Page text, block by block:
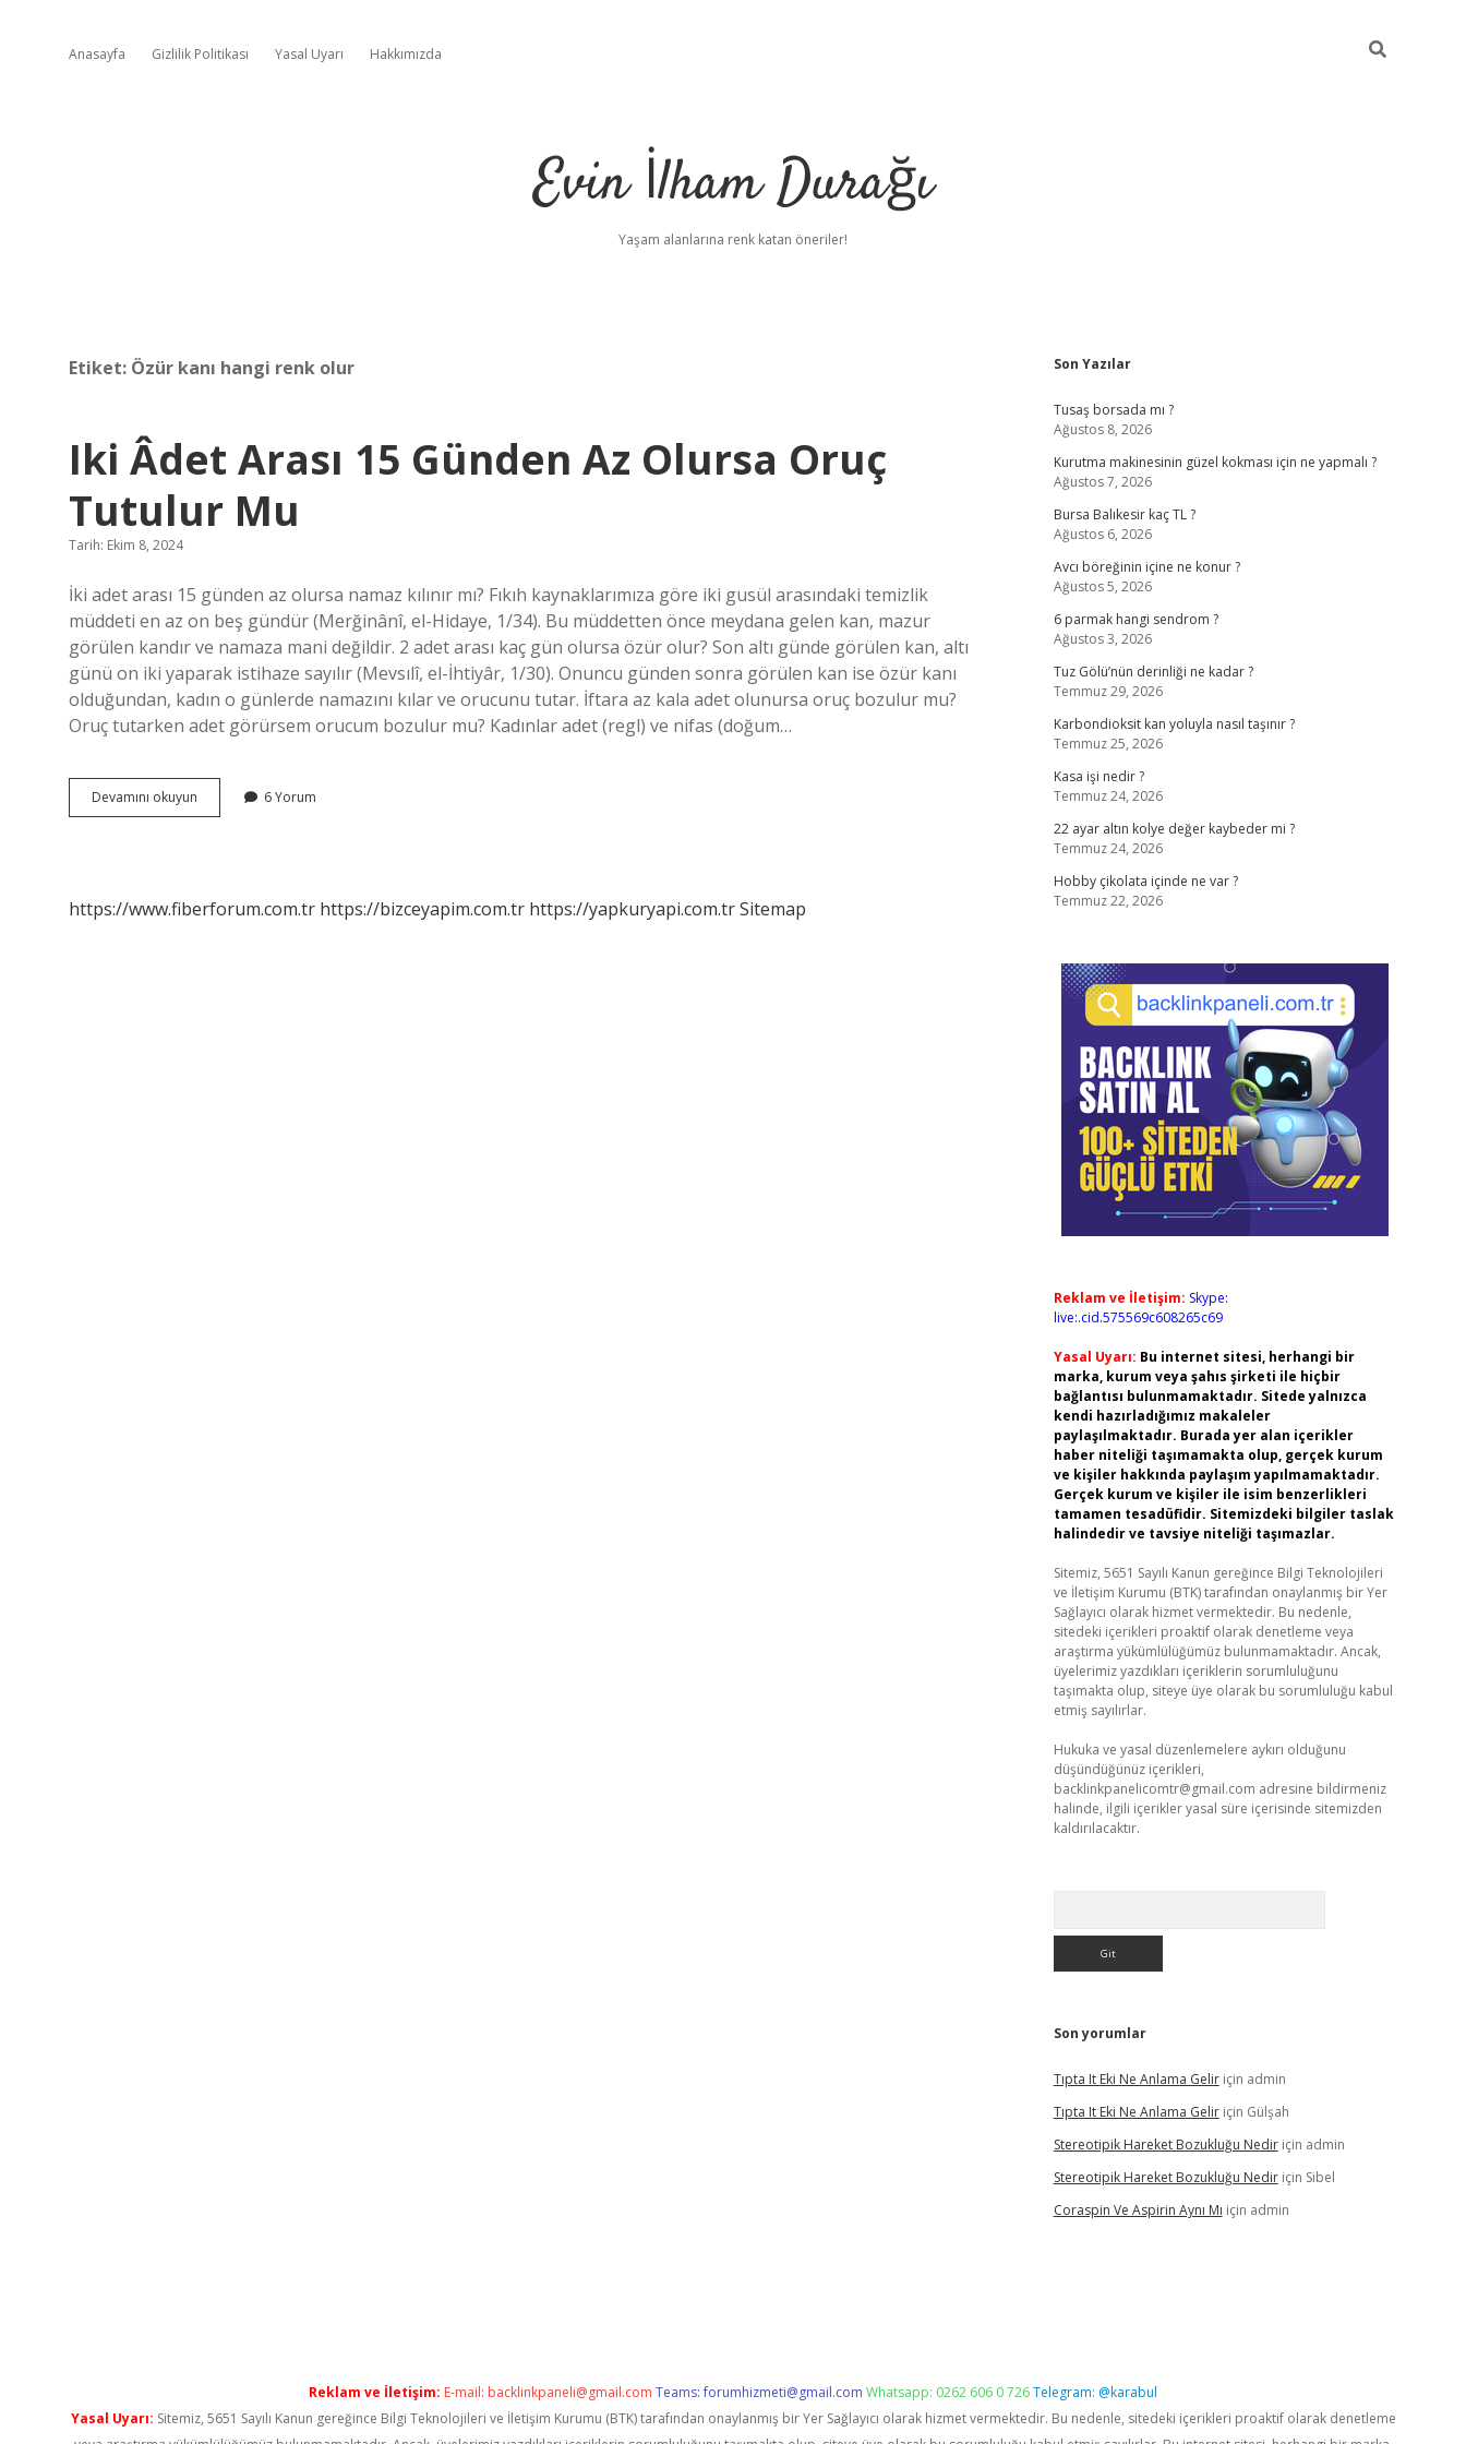
Anasayfa Gizlilik Politikası Yasal Uyarı Hakkımızda
Evin İlham Durağı
Yaşam alanlarına renk katan öneriler!
Etiket: Özür kanı hangi renk olur
Iki Âdet Arası 15 Günden Az Olursa Oruç
Tutulur Mu
Tarih: Ekim 8, 2024
İki adet arası 15 günden az olursa namaz kılınır mı? Fıkıh kaynaklarımıza göre iki gusül arasındaki temizlik
müddeti en az on beş gündür (Merğinânî, el-Hidaye, 1/34). Bu müddetten önce meydana gelen kan, mazur
görülen kandır ve namaza mani değildir. 2 adet arası kaç gün olursa özür olur? Son altı günde görülen kan, altı
günü on iki yaparak istihaze sayılır (Mevsılî, el-İhtiyâr, 1/30). Onuncu günden sonra görülen kan ise özür kanı
olduğundan, kadın o günlerde namazını kılar ve orucunu tutar. İftara az kala adet olunursa oruç bozulur mu?
Oruç tutarken adet görürsem orucum bozulur mu? Kadınlar adet (regl) ve nifas (doğum…
Devamını okuyun
Âdet
Olursa
6 Yorum
https://www.fiberforum.com.tr https://bizceyapim.com.tr https://yapkuryapi.com.trSitemap
Sidebar
Son Yazılar
Tusaş borsada mı ?
Ağustos 8, 2026
Kurutma makinesinin güzel kokması için ne yapmalı ?
Ağustos 7, 2026
Bursa Balıkesir kaç TL ?
Ağustos 6, 2026
Avcı böreğinin içine ne konur ?
Ağustos 5, 2026
6 parmak hangi sendrom ?
Ağustos 3, 2026
Tuz Gölü’nün derinliği ne kadar ?
Temmuz 29, 2026
Karbondioksit kan yoluyla nasıl taşınır ?
Temmuz 25, 2026
Kasa işi nedir ?
Temmuz 24, 2026
22 ayar altın kolye değer kaybeder mi ?
Temmuz 24, 2026
Hobby çikolata içinde ne var ?
Temmuz 22, 2026
Reklam ve İletişim: Skype:
live:.cid.575569c608265c69
Yasal Uyarı: Bu internet sitesi, herhangi bir
marka, kurum veya şahıs şirketi ile hiçbir
bağlantısı bulunmamaktadır. Sitede yalnızca
kendi hazırladığımız makaleler
paylaşılmaktadır. Burada yer alan içerikler
haber niteliği taşımamakta olup, gerçek kurum
ve kişiler hakkında paylaşım yapılmamaktadır.
Gerçek kurum ve kişiler ile isim benzerlikleri
tamamen tesadüfidir. Sitemizdeki bilgiler taslak
halindedir ve tavsiye niteliği taşımazlar.
Sitemiz, 5651 Sayılı Kanun gereğince Bilgi Teknolojileri
ve İletişim Kurumu (BTK) tarafından onaylanmış bir Yer
Sağlayıcı olarak hizmet vermektedir. Bu nedenle,
sitedeki içerikleri proaktif olarak denetleme veya
araştırma yükümlülüğümüz bulunmamaktadır. Ancak,
üyelerimiz yazdıkları içeriklerin sorumluluğunu
taşımakta olup, siteye üye olarak bu sorumluluğu kabul
etmiş sayılırlar.
Hukuka ve yasal düzenlemelere aykırı olduğunu
düşündüğünüz içerikleri,
backlinkpanelicomtr@gmail.com adresine bildirmeniz
halinde, ilgili içerikler yasal süre içerisinde sitemizden
kaldırılacaktır.
Son yorumlar
Tıpta It Eki Ne Anlama Geliriçin admin
Tıpta It Eki Ne Anlama Geliriçin Gülşah
Stereotipik Hareket Bozukluğu Nediriçin admin
Stereotipik Hareket Bozukluğu Nediriçin Sibel
Coraspin Ve Aspirin Aynı Mı için admin
Reklam ve İletişim: E-mail: backlinkpaneli@gmail.com Teams:forumhizmeti@gmail.com Whatsapp: 0262 606 0 726Telegram: @karabul
Yasal Uyarı: Sitemiz, 5651 Sayılı Kanun gereğince Bilgi Teknolojileri ve İletişim Kurumu (BTK) tarafından onaylanmış bir Yer Sağlayıcı olarak hizmet vermektedir. Bu nedenle, sitedeki içerikleri proaktif olarak denetleme